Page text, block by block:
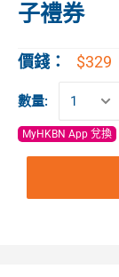
子禮券
價錢： $329
數量:
MyHKBN App 兌換